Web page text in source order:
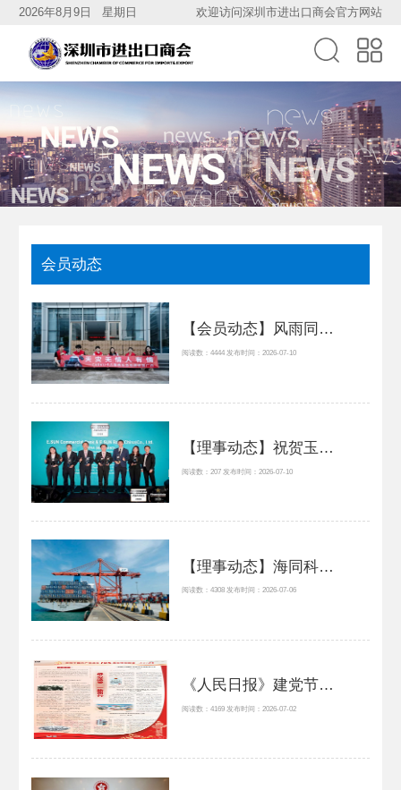
2026年8月9日 星期日 欢迎访问深圳市进出口商会官方网站
会员动态
【会员动态】风雨同舟，卡儿酷携500台应急电源连夜驰援广西！
阅读数：4444 发布时间：2026-07-10
【理事动态】祝贺玉山银行（中国）连续两年荣获 FinanceAsia “最佳DEI企业奖”
阅读数：207 发布时间：2026-07-10
【理事动态】海同科技签约大型保险集团国产化反洗钱名单数据库项目，助力特别预防措施管理办法高效执行
阅读数：4308 发布时间：2026-07-06
《人民日报》建党节特刊报道中乌姆巴莱工业园发展事迹：侨心滚烫 一路同行
阅读数：4169 发布时间：2026-07-02